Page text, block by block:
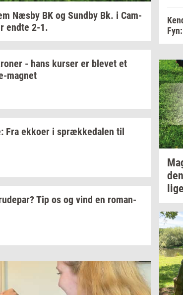
Næsby BK og Sund­by Bk. i Cam­
endte 2-1.
- hans kur­ser er ble­vet et
​magnet
Fra ek­ko­er i spræk­ke­da­len til
Tip os og vind en ro­man­
lige